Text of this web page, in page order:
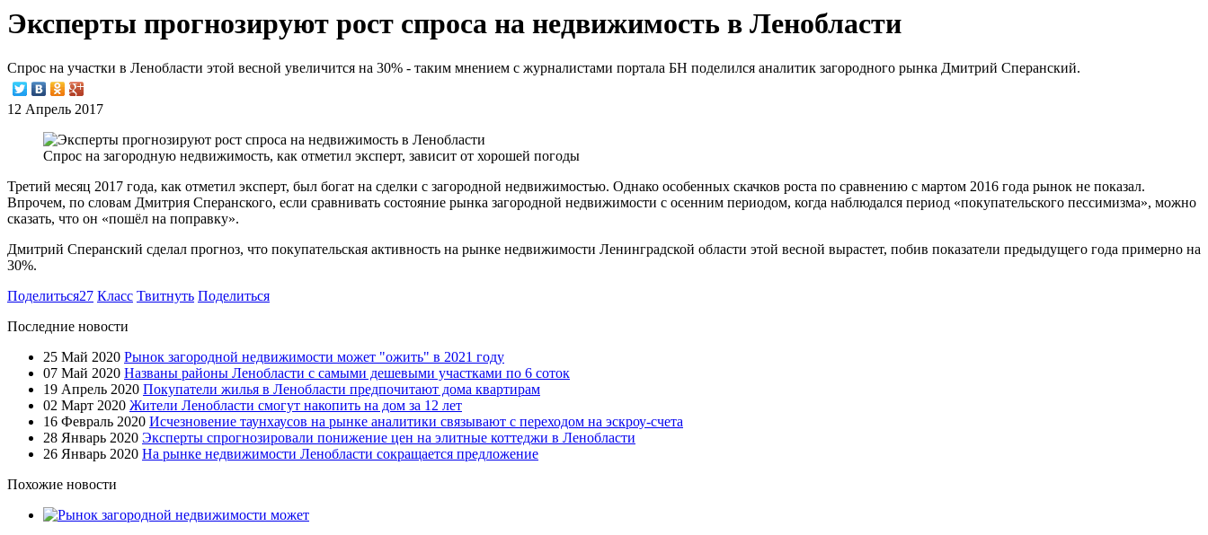
Эксперты прогнозируют рост спроса на недвижимость в Ленобласти
Спрос на участки в Ленобласти этой весной увеличится на 30% - таким мнением с журналистами портала БН поделился аналитик загородного рынка Дмитрий Сперанский.
12 Апрель 2017
Спрос на загородную недвижимость, как отметил эксперт, зависит от хорошей погоды
Третий месяц 2017 года, как отметил эксперт, был богат на сделки с загородной недвижимостью. Однако особенных скачков роста по сравнению с мартом 2016 года рынок не показал.
Впрочем, по словам Дмитрия Сперанского, если сравнивать состояние рынка загородной недвижимости с осенним периодом, когда наблюдался период «покупательского пессимизма», можно
сказать, что он «пошёл на поправку».
Дмитрий Сперанский сделал прогноз, что покупательская активность на рынке недвижимости Ленинградской области этой весной вырастет, побив показатели предыдущего года примерно на
30%.
Поделиться27 Класс Твитнуть Поделиться
Последние новости
25 Май 2020 Рынок загородной недвижимости может "ожить" в 2021 году
07 Май 2020 Названы районы Ленобласти с самыми дешевыми участками по 6 соток
19 Апрель 2020 Покупатели жилья в Ленобласти предпочитают дома квартирам
02 Март 2020 Жители Ленобласти смогут накопить на дом за 12 лет
16 Февраль 2020 Исчезновение таунхаусов на рынке аналитики связывают с переходом на эскроу-счета
28 Январь 2020 Эксперты спрогнозировали понижение цен на элитные коттеджи в Ленобласти
26 Январь 2020 На рынке недвижимости Ленобласти сокращается предложение
Похожие новости